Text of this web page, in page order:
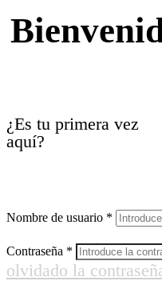
¿Es tu primera vez
aquí?
Nombre de usuario *
Contraseña *
olvidado la